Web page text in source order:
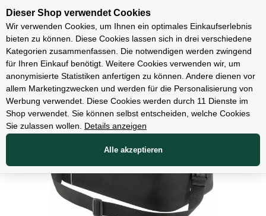
Unsere Filialen
Zubehör
Dieser Shop verwendet Cookies
Wir verwenden Cookies, um Ihnen ein optimales Einkaufserlebnis
bieten zu können. Diese Cookies lassen sich in drei verschiedene
Kategorien zusammenfassen. Die notwendigen werden zwingend
für Ihren Einkauf benötigt. Weitere Cookies verwenden wir, um
anonymisierte Statistiken anfertigen zu können. Andere dienen vor
allem Marketingzwecken und werden für die Personalisierung von
Werbung verwendet. Diese Cookies werden durch 11 Dienste im
Shop verwendet. Sie können selbst entscheiden, welche Cookies
Sie zulassen wollen.
Details anzeigen
Alle akzeptieren